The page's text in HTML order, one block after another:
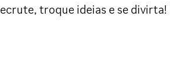
troque ideias e se divirta!